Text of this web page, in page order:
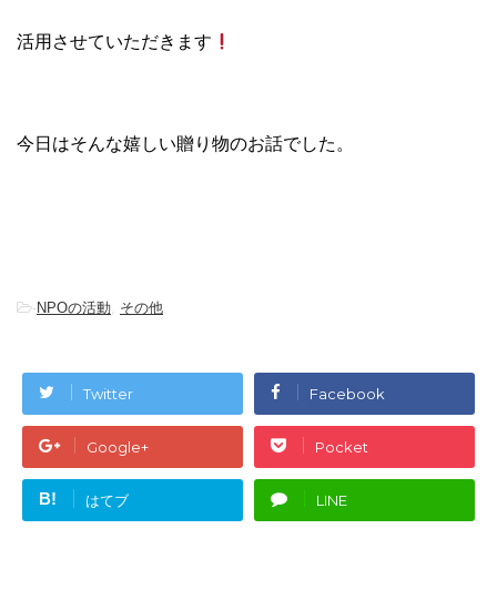
活用させていただきます
今日はそんな嬉しい贈り物のお話でした。
-NPOの活動, その他
Twitter Facebook
Google+ Pocket
B! はてブ LINE